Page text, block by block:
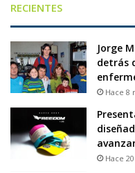
RECIENTES
Jorge
detrás
Hace 8
Hace